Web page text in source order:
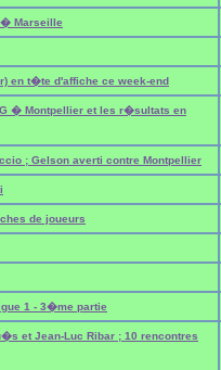
� Marseille
en t�te d'affiche ce week-end
� Montpellier et les r�sultats en
; Gelson averti contre Montpellier
de joueurs
1 - 3�me partie
et Jean-Luc Ribar ; 10 rencontres